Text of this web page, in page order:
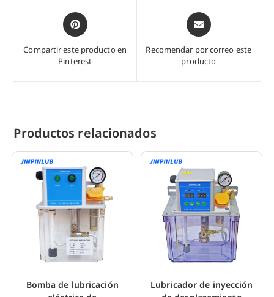
Abre
en
nueva
Compartir este producto en
Pinterest
Abre
en
nueva
Recomendar por correo este
producto
Productos relacionados
Bomba de lubricación
Lubricador de inyección